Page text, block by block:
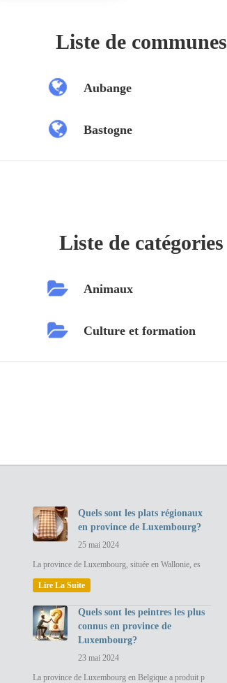
Liste de communes
Aubange
Bastogne
Liste de catégories
Animaux
Culture et formation
Quels sont les plats régionaux
en province de Luxembourg?
25 mai 2024
La province de Luxembourg, située en Wallonie, es
Lire La Suite
Quels sont les peintres les plus
connus en province de
Luxembourg?
23 mai 2024
La province de Luxembourg en Belgique a produit p